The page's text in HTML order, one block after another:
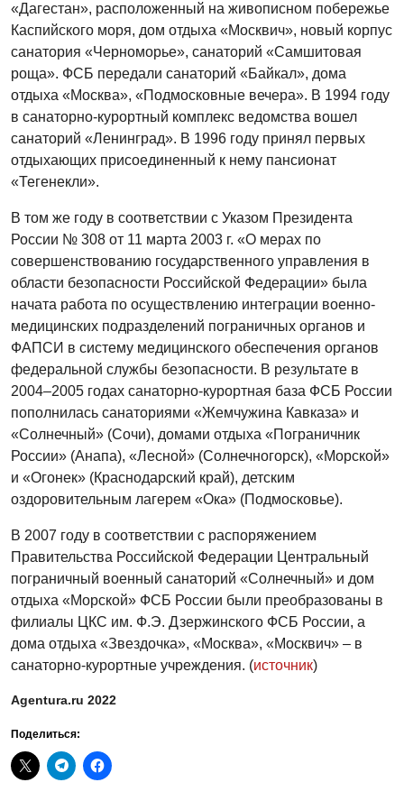
«Дагестан», расположенный на живописном побережье
Каспийского моря, дом отдыха «Москвич», новый корпус
санатория «Черноморье», санаторий «Самшитовая
роща». ФСБ передали санаторий «Байкал», дома
отдыха «Москва», «Подмосковные вечера». В 1994 году
в санаторно-курортный комплекс ведомства вошел
санаторий «Ленинград». В 1996 году принял первых
отдыхающих присоединенный к нему пансионат
«Тегенекли».
В том же году в соответствии с Указом Президента
России № 308 от 11 марта 2003 г. «О мерах по
совершенствованию государственного управления в
области безопасности Российской Федерации» была
начата работа по осуществлению интеграции военно-
медицинских подразделений пограничных органов и
ФАПСИ в систему медицинского обеспечения органов
федеральной службы безопасности. В результате в
2004–2005 годах санаторно-курортная база ФСБ России
пополнилась санаториями «Жемчужина Кавказа» и
«Солнечный» (Сочи), домами отдыха «Пограничник
России» (Анапа), «Лесной» (Солнечногорск), «Морской»
и «Огонек» (Краснодарский край), детским
оздоровительным лагерем «Ока» (Подмосковье).
В 2007 году в соответствии с распоряжением
Правительства Российской Федерации Центральный
пограничный военный санаторий «Солнечный» и дом
отдыха «Морской» ФСБ России были преобразованы в
филиалы ЦКС им. Ф.Э. Дзержинского ФСБ России, а
дома отдыха «Звездочка», «Москва», «Москвич» – в
санаторно-курортные учреждения. (источник)
Agentura.ru 2022
Поделиться: